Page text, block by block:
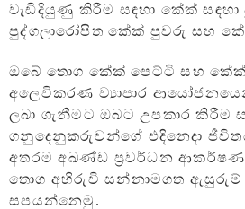
වැඩිදියුණු කිරීම සඳහා කේක්
පුද්ගලාරෝපිත කේක් පුවරු සහ
ඔබේ තොග කේක් පෙට්ටි සහ
අලෙවිකරණ ව්‍යාපාර
ලබා ගැනීමට ඔබට උපකාර කිරීම
ගනුදෙනුකරුවන්ගේ එදිනෙදා
අතරම අඛණ්ඩ ප්‍රවර්ධන
තොග අභිරුචි සන්නාමගත ඇසුරුම්
සපයන්නෙමු.